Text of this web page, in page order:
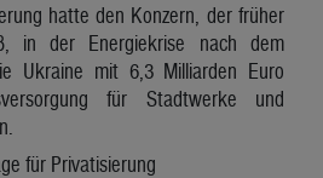
hatte den Konzern, der früher
in der Energiekrise nach dem
Ukraine mit 6,3 Milliarden Euro
für Stadtwerke und
für Privatisierung